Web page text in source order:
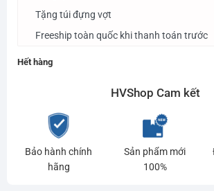
Tặng túi đựng vợt
Freeship toàn quốc khi thanh toán trước
Hết hàng
HVShop Cam kết
Bảo hành chính
hãng
Sản phẩm mới
100%